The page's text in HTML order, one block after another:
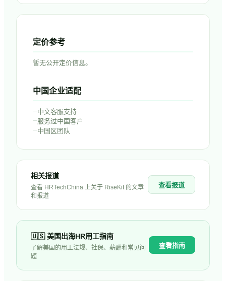
定价参考
暂无公开定价信息。
中国企业适配
–中文客服支持
–服务过中国客户
–中国区团队
相关报道
查看 HRTechChina 上关于 RiseKit 的文章
和报道
查看报道
🇺🇸 美国出海HR用工指南
了解美国 的用工法规、社保、薪酬和常见问
题
查看指南